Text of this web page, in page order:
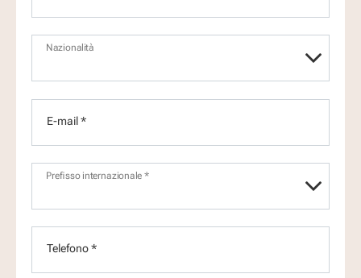
Nazionalità
E-mail *
Prefisso internazionale *
Telefono *